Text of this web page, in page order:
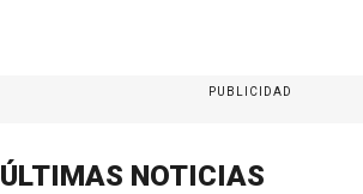
PUBLICIDAD
ÚLTIMAS NOTICIAS